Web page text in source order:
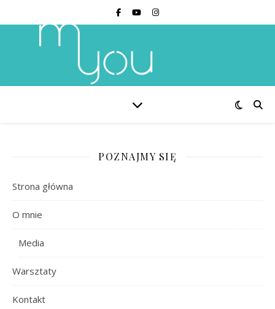
POZNAJMY SIĘ
Strona główna
O mnie
Media
Warsztaty
Kontakt